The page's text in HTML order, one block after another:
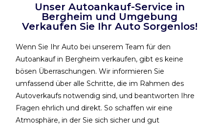
Unser Autoankauf-Service in
Bergheim und Umgebung
Verkaufen Sie Ihr Auto Sorgenlos!
Wenn Sie Ihr Auto bei unserem Team für den
Autoankauf in Bergheim verkaufen, gibt es keine
bösen Überraschungen. Wir informieren Sie
umfassend über alle Schritte, die im Rahmen des
Autoverkaufs notwendig sind, und beantworten Ihre
Fragen ehrlich und direkt. So schaffen wir eine
Atmosphäre, in der Sie sich sicher und gut